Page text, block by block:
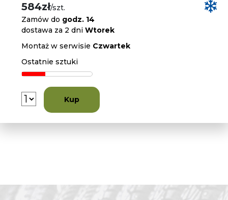
584zł/szt.
Zamów do godz. 14
dostawa za 2 dniWtorek
Montaż w serwisie Czwartek
Ostatnie sztuki
Kup